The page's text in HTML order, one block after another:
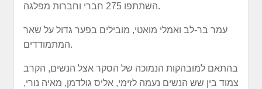
השתתפו 275 חברי וחברות מפלגה.
עמר בר-לב ואמלי מואטי, מובילים בפער גדול על שאר
המתמודדים.
בהתאם למובהקות הנמוכה של הסקר אצל הנשים, הקרב
צמוד בין שש הנשים נעמה לזימי, אליס גולדמן, מאיה נורי,